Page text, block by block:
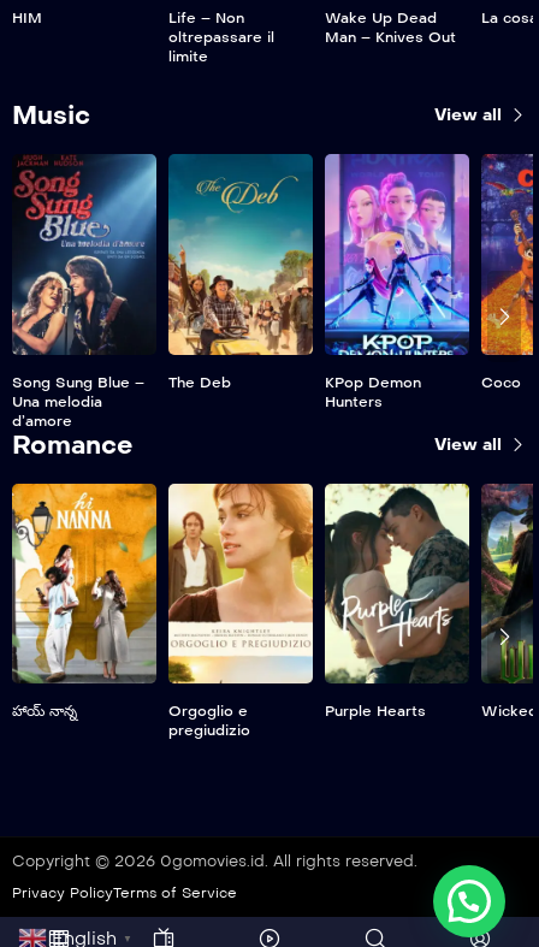
HIM
Life – Non
oltrepassare il
limite
Wake Up Dead
Man – Knives Out
La cosa
Music View all
Song Sung Blue –
Una melodia
d’amore
The Deb
KPop Demon
Hunters
Coco
Romance View all
హాయ్ నాన్న
Orgoglio e
pregiudizio
Purple Hearts Wicked
Copyright © 2026 0gomovies.id. All rights reserved.
Privacy PolicyTerms of Service
English ▼